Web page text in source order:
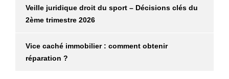
Veille juridique droit du sport – Décisions clés du
2ème trimestre 2026
Vice caché immobilier : comment obtenir
réparation ?